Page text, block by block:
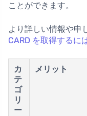
ことができます。
より詳しい情報や申
CARD を取得するに
カ
テ
ゴ
リ
ー
メリット